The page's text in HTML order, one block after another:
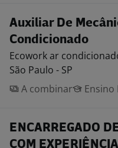
Auxiliar De
Condicionado
Ecowork ar
São Paulo - SP
A combinar
Ensino
ENCARREGADO
COM